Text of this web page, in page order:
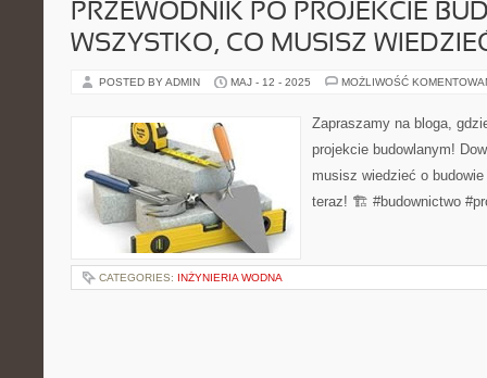
PRZEWODNIK PO PROJEKCIE
WSZYSTKO, CO MUSISZ
POSTED BY ADMIN MAJ - 12 - 2025 MOŻLIWOŚĆ
Zapraszamy na bloga,
projekcie budowlanym!
musisz wiedzieć o
teraz! 🏗️ #budownictwo
CATEGORIES: INŻYNIERIA WODNA